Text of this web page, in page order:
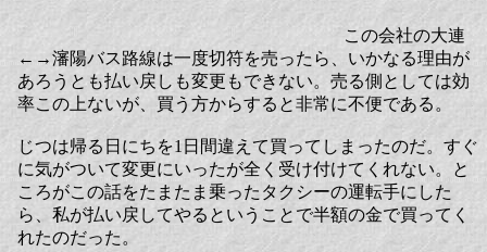
この会社の大連
←→瀋陽バス路線は一度切符を売ったら、いかなる理由が
あろうとも払い戻しも変更もできない。売る側としては効
率この上ないが、買う方からすると非常に不便である。
じつは帰る日にちを1日間違えて買ってしまったのだ。すぐ
に気がついて変更にいったが全く受け付けてくれない。と
ころがこの話をたまたま乗ったタクシーの運転手にした
ら、私が払い戻してやるということで半額の金で買ってく
れたのだった。